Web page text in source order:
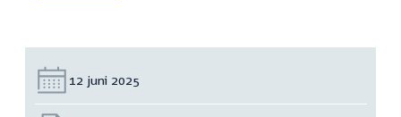
Datum:
12 juni 2025